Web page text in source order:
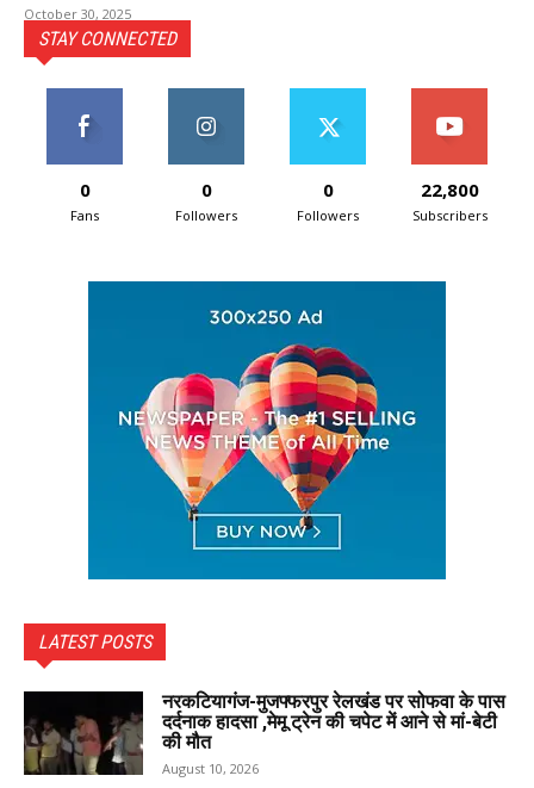
October 30, 2025
STAY CONNECTED
0
Fans
0
Followers
0
Followers
22,800
Subscribers
LATEST POSTS
नरकटियागंज-मुजफ्फरपुर रेलखंड पर सोफवा के पास
दर्दनाक हादसा ,मेमू ट्रेन की चपेट में आने से मां-बेटी
की मौत
August 10, 2026